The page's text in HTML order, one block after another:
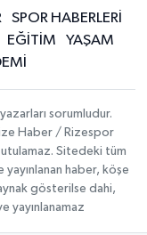
SPOR HABERLERİ
EĞİTİM
YAŞAM
sorumludur.
Haber / Rizespor
Sitedeki tüm
yayınlanan haber, köşe
gösterilse dahi,
yayınlanamaz